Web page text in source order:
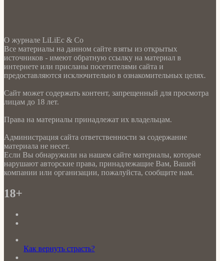
О журнале LiLiEc & Co
Все материалы на данном сайте взяты из открытых
источников - имеют обратную ссылку на материал в
интернете или присланы посетителями сайта и
предоставляются исключительно в ознакомительных целях.
Сайт может содержать контент, запрещенный для просмотра
лицам до 18 лет.
Права на материалы принадлежат их владельцам.
Администрация сайта ответственности за содержание
материала не несет.
Если Вы обнаружили на нашем сайте материалы, которые
нарушают авторские права, принадлежащие Вам, Вашей
компании или организации, пожалуйста, сообщите нам.
18+
Как вернуть страсть?